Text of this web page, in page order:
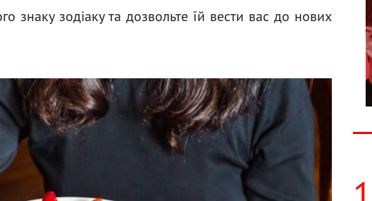
знаку зодіаку та дозвольте їй вести вас до нових